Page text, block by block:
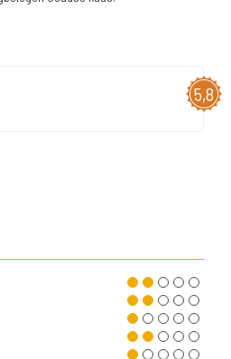
5,8